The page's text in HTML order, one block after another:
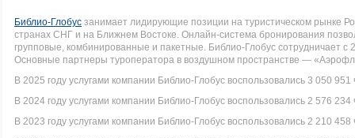
Библио-Глобус занимает лидирующие позиции на туристическом рынке
странах СНГ и на Ближнем Востоке. Онлайн-система бронирования
групповые, комбинированные и пакетные. Библио-Глобус сотрудничает
Основные партнеры туроператора в воздушном пространстве —
В 2025 году услугами компании Библио-Глобус воспользовались 3 050 951
В 2024 году услугами компании Библио-Глобус воспользовались 2 576 234
В 2023 году услугами компании Библио-Глобус воспользовались 2 210 458